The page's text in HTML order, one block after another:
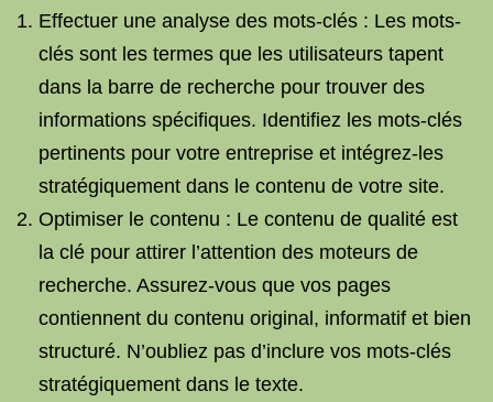
Effectuer une analyse des mots-clés : Les mots-
clés sont les termes que les utilisateurs tapent
dans la barre de recherche pour trouver des
informations spécifiques. Identifiez les mots-clés
pertinents pour votre entreprise et intégrez-les
stratégiquement dans le contenu de votre site.
Optimiser le contenu : Le contenu de qualité est
la clé pour attirer l’attention des moteurs de
recherche. Assurez-vous que vos pages
contiennent du contenu original, informatif et bien
structuré. N’oubliez pas d’inclure vos mots-clés
stratégiquement dans le texte.